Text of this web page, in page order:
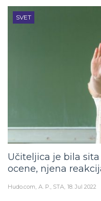
SVET
Učiteljica je bila
ocene, njena
Hudo.com A. P., STA 18. Jul 2022